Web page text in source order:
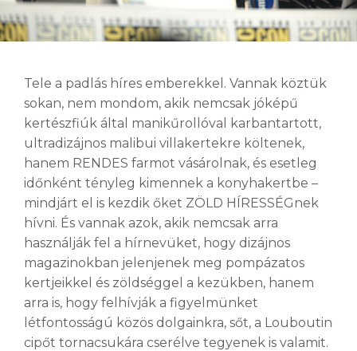
Tele a padlás híres emberekkel. Vannak köztük
sokan, nem mondom, akik nemcsak jóképű
kertészfiúk által manikűrollóval karbantartott,
ultradizájnos malibui villakertekre költenek,
hanem RENDES farmot vásárolnak, és esetleg
időnként tényleg kimennek a konyhakertbe –
mindjárt el is kezdik őket ZÖLD HÍRESSÉGnek
hívni. És vannak azok, akik nemcsak arra
használják fel a hírnevüket, hogy dizájnos
magazinokban jelenjenek meg pompázatos
kertjeikkel és zöldséggel a kezükben, hanem
arra is, hogy felhívják a figyelmünket
létfontosságú közös dolgainkra, sőt, a Louboutin
cipőt tornacsukára cserélve tegyenek is valamit.